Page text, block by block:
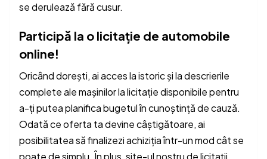
se derulează fără cusur.
Participă la o licitație de automobile
online!
Oricând dorești, ai acces la istoric și la descrierile
complete ale mașinilor la licitație disponibile pentru
a-ți putea planifica bugetul în cunoștință de cauză.
Odată ce oferta ta devine câștigătoare, ai
posibilitatea să finalizezi achiziția într-un mod cât se
poate de simplu. În plus, site-ul nostru de licitații